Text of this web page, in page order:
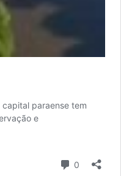
paraense tem
e
0